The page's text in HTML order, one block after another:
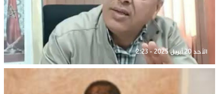
الأحد 20 أبريل 2025 - 2:23